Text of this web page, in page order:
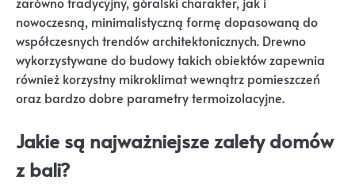
nowoczesną, minimalistyczną formę dopasowaną do
współczesnych trendów architektonicznych. Drewno
wykorzystywane do budowy takich obiektów zapewnia
również korzystny mikroklimat wewnątrz pomieszczeń
oraz bardzo dobre parametry termoizolacyjne.
Jakie są najważniejsze zalety domów
z bali?